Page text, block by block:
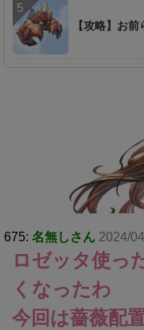
【攻略】お
675: 名無しさん 2024/
ロゼッタ使っ
くなったわ
今回は薔薇配